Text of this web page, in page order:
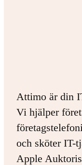
Attimo är din
Vi hjälper
och sköter IT-
Apple